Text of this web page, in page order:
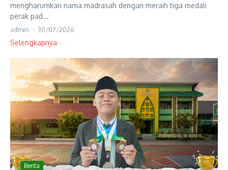
mengharumkan nama madrasah dengan meraih tiga medali
perak pad...
admin 30/07/2026
Selengkapnya
Berita